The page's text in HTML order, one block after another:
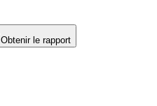
Obtenir le rapport